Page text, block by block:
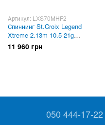
Артикул: LXS70MHF2
Спиннинг St.Croix Legend
Xtreme 2.13m 10.5-21g
LXS70MHF2
11 960 грн
050 444-17-22